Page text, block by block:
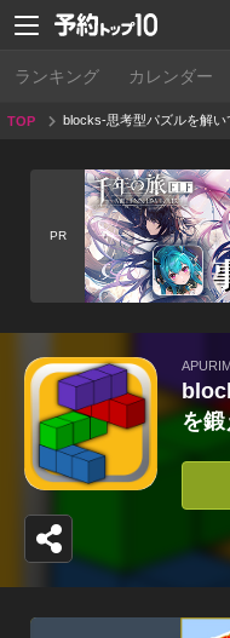
ランキング カレンダー
TOP
blocks-思考型パズルを解
PR
を